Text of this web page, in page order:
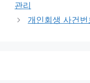
리
관리
개인회생 사건